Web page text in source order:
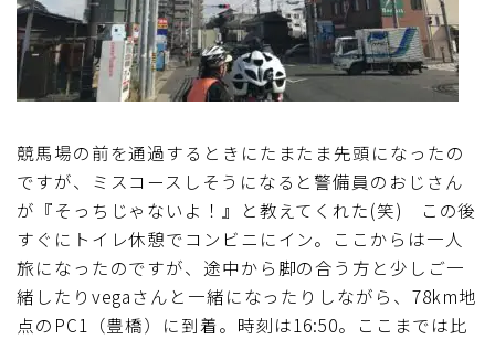
競馬場の前を通過するときにたまたま先頭になったの
ですが、ミスコースしそうになると警備員のおじさん
が『そっちじゃないよ！』と教えてくれた(笑) この後
すぐにトイレ休憩でコンビニにイン。ここからは一人
旅になったのですが、途中から脚の合う方と少しご一
緒したりvegaさんと一緒になったりしながら、78km地
点のPC1（豊橋）に到着。時刻は16:50。ここまでは比